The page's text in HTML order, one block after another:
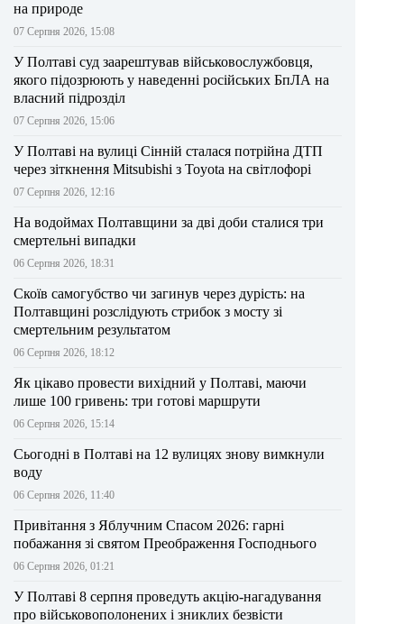
на природе
07 Серпня 2026, 15:08
У Полтаві суд заарештував військовослужбовця,
якого підозрюють у наведенні російських БпЛА на
власний підрозділ
07 Серпня 2026, 15:06
У Полтаві на вулиці Сінній сталася потрійна ДТП
через зіткнення Mitsubishi з Toyota на світлофорі
07 Серпня 2026, 12:16
На водоймах Полтавщини за дві доби сталися три
смертельні випадки
06 Серпня 2026, 18:31
Скоїв самогубство чи загинув через дурість: на
Полтавщині розслідують стрибок з мосту зі
смертельним результатом
06 Серпня 2026, 18:12
Як цікаво провести вихідний у Полтаві, маючи
лише 100 гривень: три готові маршрути
06 Серпня 2026, 15:14
Сьогодні в Полтаві на 12 вулицях знову вимкнули
воду
06 Серпня 2026, 11:40
Привітання з Яблучним Спасом 2026: гарні
побажання зі святом Преображення Господнього
06 Серпня 2026, 01:21
У Полтаві 8 серпня проведуть акцію-нагадування
про військовополонених і зниклих безвісти